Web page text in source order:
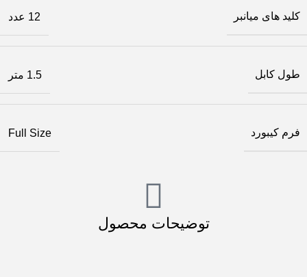
توضیحات محصول
کلید های میانبر 12 عدد
طول کابل 1.5 متر
فرم کیبورد Full Size